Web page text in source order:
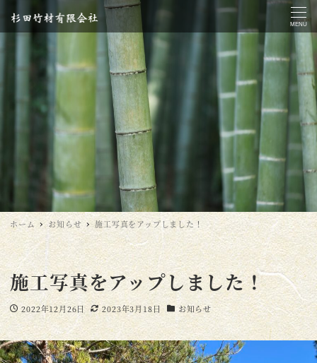
MENU
ホーム お知らせ 施工写真をアップしました！
施工写真をアップしました！
投稿日
2022年12月26日
更新日
2023年3月18日
カテゴリー
お知らせ